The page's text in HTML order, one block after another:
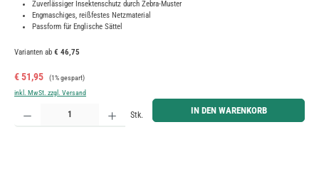
Zuverlässiger Insektenschutz durch Zebra-Muster
Engmaschiges, reißfestes Netzmaterial
Passform für Englische Sättel
Varianten ab € 46,75
Verkaufspreis:
€ 51,95 Regulärer Preis:
(1% gespart)
inkl. MwSt. zzgl. Versand
Produkt Anzahl: Gib den gewünschten Wert ein oder benutze die Schaltflächen um die Anzahl zu
Stk. IN DEN WARENKORB